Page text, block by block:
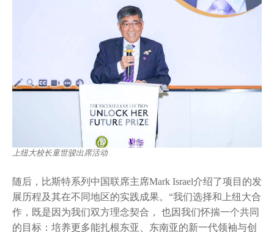
上纽大校长童世骏出席活动
随后，比斯特系列中国联席主席Mark Israel介绍了项目的发
展历程及其在不同地区的实践成果。“我们选择和上纽大合
作，既是因为我们双方理念契合， 也因我们怀揣一个共同
的目标：培养更多能扎根东亚、东南亚的新一代领袖与创